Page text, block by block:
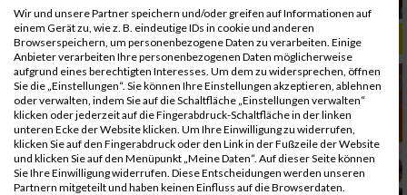
ALBUM B2RUN MÜNCHEN, B2RUN / 16.07.2019
Wir und unsere Partner speichern und/oder greifen auf Informationen auf
einem Gerät zu, wie z. B. eindeutige IDs in cookie und anderen
Browserspeichern, um personenbezogene Daten zu verarbeiten. Einige
Anbieter verarbeiten Ihre personenbezogenen Daten möglicherweise
aufgrund eines berechtigten Interesses. Um dem zu widersprechen, öffnen
Sie die „Einstellungen“. Sie können Ihre Einstellungen akzeptieren, ablehnen
oder verwalten, indem Sie auf die Schaltfläche „Einstellungen verwalten“
klicken oder jederzeit auf die Fingerabdruck-Schaltfläche in der linken
unteren Ecke der Website klicken. Um Ihre Einwilligung zu widerrufen,
klicken Sie auf den Fingerabdruck oder den Link in der Fußzeile der Website
und klicken Sie auf den Menüpunkt „Meine Daten“. Auf dieser Seite können
Sie Ihre Einwilligung widerrufen. Diese Entscheidungen werden unseren
Partnern mitgeteilt und haben keinen Einfluss auf die Browserdaten.